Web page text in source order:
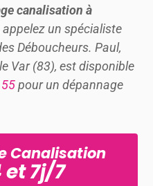
canalisation à
appelez un spécialiste
Déboucheurs. Paul,
Var (83), est disponible
pour un dépannage
Canalisation
7j/7